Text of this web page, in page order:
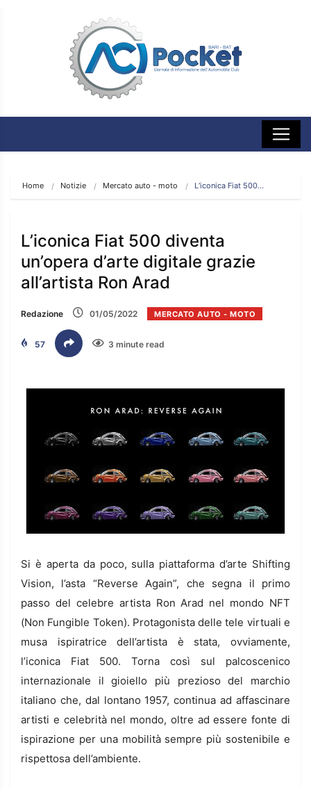
Home Notizie Mercato auto - moto L’iconica Fiat 500…
L’iconica Fiat 500 diventa
un’opera d’arte digitale grazie
all’artista Ron Arad
Redazione 01/05/2022 MERCATO AUTO - MOTO
57 3 minute read
Si è aperta da poco, sulla piattaforma d’arte Shifting
Vision, l’asta “Reverse Again”, che segna il primo
passo del celebre artista Ron Arad nel mondo NFT
(Non Fungible Token). Protagonista delle tele virtuali e
musa ispiratrice dell’artista è stata, ovviamente,
l’iconica Fiat 500. Torna così sul palcoscenico
internazionale il gioiello più prezioso del marchio
italiano che, dal lontano 1957, continua ad affascinare
artisti e celebrità nel mondo, oltre ad essere fonte di
ispirazione per una mobilità sempre più sostenibile e
rispettosa dell’ambiente.